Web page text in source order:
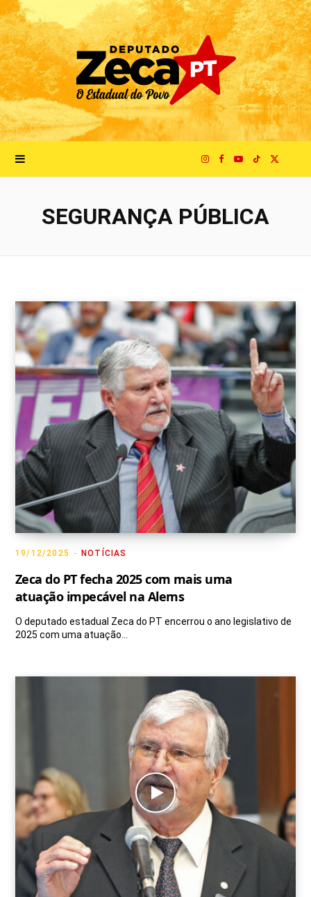
I
a
g
r
a
F
b
o
o
k
Y
u
b
e
T
o
k
i
t
t
r
SEGURANÇA PÚBLICA
NOTÍCIAS
19/12/2025
Zeca do PT fecha 2025 com mais uma
atuação impecável na Alems
O deputado estadual Zeca do PT encerrou o ano legislativo de
2025 com uma atuação…